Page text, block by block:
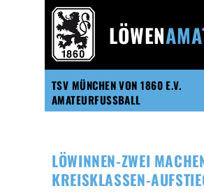
TSV MÜNCHEN VON 1860 E.V.
AMATEURFUSSBALL
LÖWEN
LÖWINNEN-ZWEI
KREISKLASSEN-